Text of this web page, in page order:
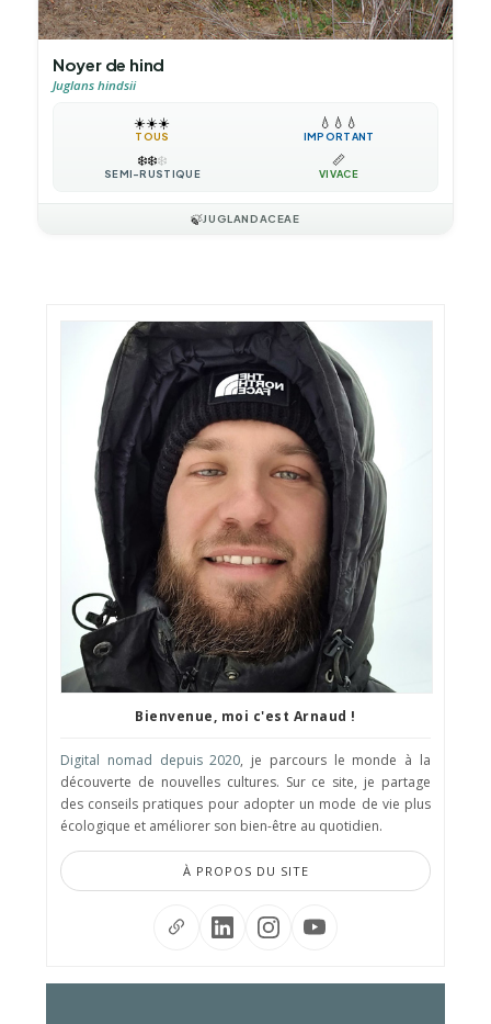
Noyer de hind
Juglans hindsii
☀️☀️☀️
TOUS
💧 💧 💧
IMPORTANT
❄️❄️❄️
SEMI-RUSTIQUE
📏
VIVACE
🍃JUGLANDACEAE
Bienvenue, moi c'est Arnaud !
Digital nomad depuis 2020, je parcours le monde à la
découverte de nouvelles cultures. Sur ce site, je partage
des conseils pratiques pour adopter un mode de vie plus
écologique et améliorer son bien-être au quotidien.
À PROPOS DU SITE